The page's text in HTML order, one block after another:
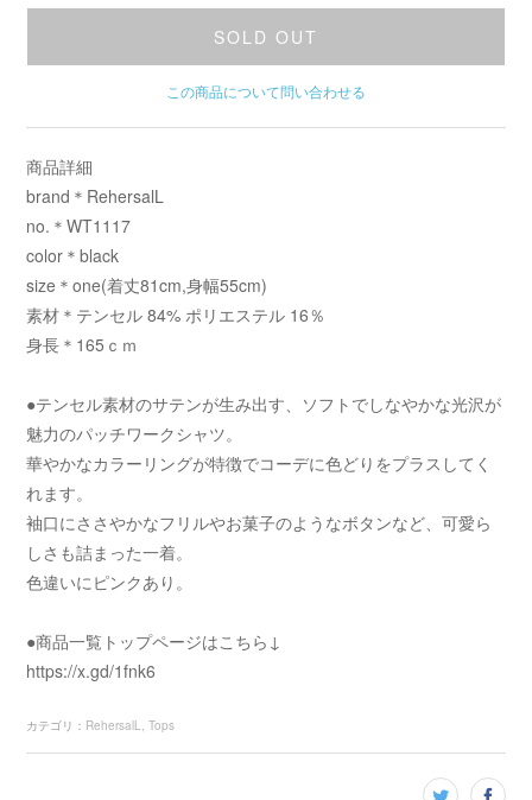
SOLD OUT
この商品について問い合わせる
商品詳細
brand＊RehersalL
no.＊WT1117
color＊black
size＊one(着丈81cm,身幅55cm)
素材＊テンセル 84% ポリエステル 16％
身長＊165ｃｍ
●テンセル素材のサテンが生み出す、ソフトでしなやかな光沢が
魅力のパッチワークシャツ。
華やかなカラーリングが特徴でコーデに色どりをプラスしてく
れます。
袖口にささやかなフリルやお菓子のようなボタンなど、可愛ら
しさも詰まった一着。
色違いにピンクあり。
●商品一覧トップページはこちら↓
https://x.gd/1fnk6
カテゴリ ： RehersalL Tops